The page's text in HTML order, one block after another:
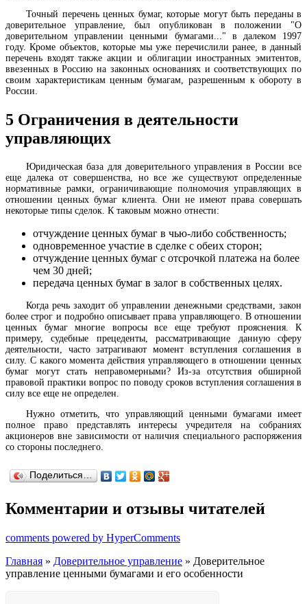
Точный перечень ценных бумаг, которые могут быть переданы в
доверительное управление, был опубликован в положении "О
доверительном управлении ценными бумагами..." в далеком 1997
году. Кроме объектов, которые мы уже перечислили ранее, в данный
перечень входят также акции и облигации иностранных эмитентов,
ввезенных в Россию на законных основаниях и соответствующих по
своим характеристикам ценным бумагам, разрешенным к обороту в
России.
5 Ограничения в деятельности
управляющих
Юридическая база для доверительного управления в России все
еще далека от совершенства, но все же существуют определенные
нормативные рамки, ограничивающие полномочия управляющих в
отношении ценных бумаг клиента. Они не имеют права совершать
некоторые типы сделок. К таковым можно отнести:
отчуждение ценных бумаг в чью-либо собственность;
одновременное участие в сделке с обеих сторон;
отчуждение ценных бумаг с отсрочкой платежа на более
чем 30 дней;
передача ценных бумаг в залог в собственных целях.
Когда речь заходит об управлении денежными средствами, закон
более строг и подробно описывает права управляющего. В отношении
ценных бумаг многие вопросы все еще требуют прояснения. К
примеру, судебные прецеденты, рассматривающие данную сферу
деятельности, часто затрагивают момент вступления соглашения в
силу. С какого момента действия управляющего в отношении ценных
бумаг могут стать неправомерными? Из-за отсутствия обширной
правовой практики вопрос по поводу сроков вступления соглашения в
силу все еще не определен.
Нужно отметить, что управляющий ценными бумагами имеет
полное право представлять интересы учредителя на собраниях
акционеров вне зависимости от наличия специального распоряжения
со стороны последнего.
Поделиться…
Комментарии и отзывы читателей
comments powered by HyperComments
Главная » Доверительное управление » Доверительное
управление ценными бумагами и его особенности